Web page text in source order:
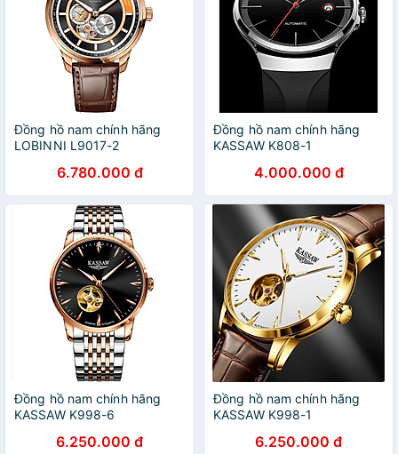
Đồng hồ nam chính hãng
LOBINNI L9017-2
6.780.000 đ
Đồng hồ nam chính hãng
KASSAW K808-1
4.000.000 đ
Đồng hồ nam chính hãng
KASSAW K998-6
6.250.000 đ
Đồng hồ nam chính hãng
KASSAW K998-1
6.250.000 đ